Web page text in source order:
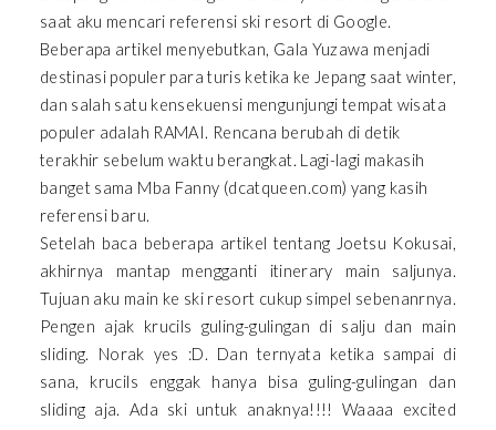
saat aku mencari referensi ski resort di Google.
Beberapa artikel menyebutkan, Gala Yuzawa menjadi
destinasi populer para turis ketika ke Jepang saat winter,
dan salah satu kensekuensi mengunjungi tempat wisata
populer adalah RAMAI. Rencana berubah di detik
terakhir sebelum waktu berangkat. Lagi-lagi makasih
banget sama Mba Fanny (dcatqueen.com) yang kasih
referensi baru.
Setelah baca beberapa artikel tentang Joetsu Kokusai,
akhirnya mantap mengganti itinerary main saljunya.
Tujuan aku main ke ski resort cukup simpel sebenanrnya.
Pengen ajak krucils guling-gulingan di salju dan main
sliding. Norak yes :D. Dan ternyata ketika sampai di
sana, krucils enggak hanya bisa guling-gulingan dan
sliding aja. Ada ski untuk anaknya!!!! Waaaa excited